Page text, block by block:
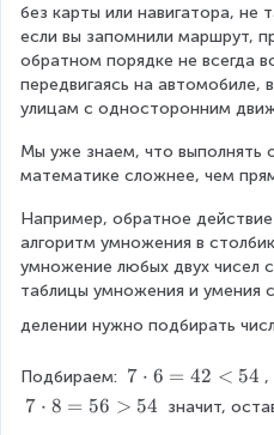
без карты или навигатора, не
если вы запомнили маршрут,
обратном порядке не всегда
передвигаясь на автомобиле,
улицам с односторонним
Мы уже знаем, что выполнять
математике сложнее, чем
Например, обратное
алгоритм умножения в
умножение любых двух чисел
таблицы умножения и умения
делении нужно подбирать
Подбираем: 7
\
7 ⋅ 6 = 42 < 54 ,
7
7 ⋅ 8 = 56 > 54 значит,